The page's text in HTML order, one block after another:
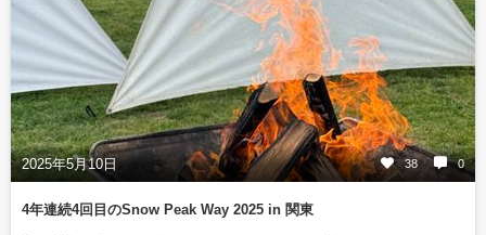
2025年5月10日 38 0
4年連続4回目のSnow Peak Way 2025 in 関東